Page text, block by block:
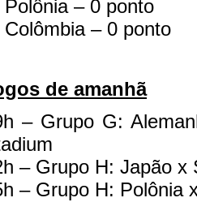
Polônia – 0 ponto
Colômbia – 0 ponto
de amanhã
– Grupo G:
– Grupo H: Japão x
– Grupo H: Polônia